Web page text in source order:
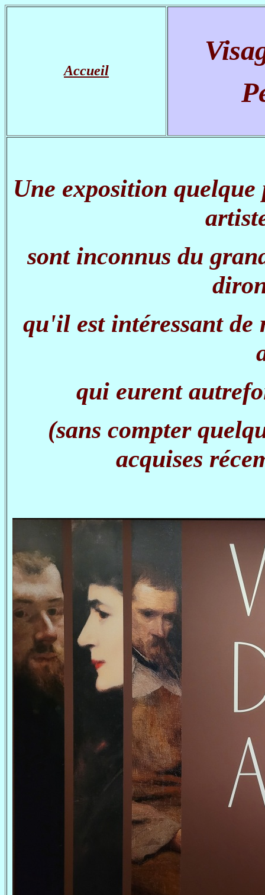
Accueil
Une exposition quelque
sont inconnus du
qu'il est intéressant de
qui eurent
(sans compter
acquises